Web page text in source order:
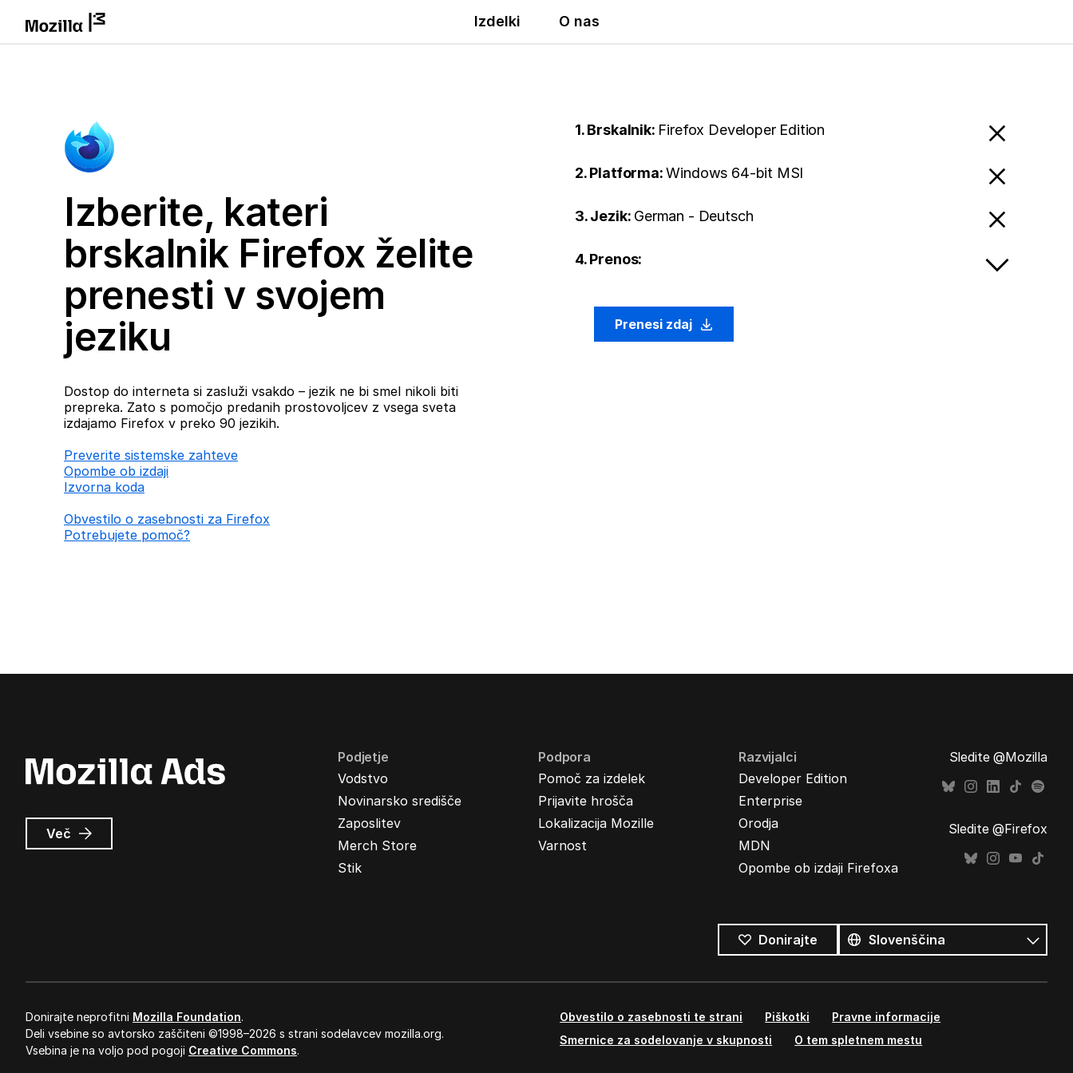
Izdelki O nas
Izberite, kateri
brskalnik Firefox želite
prenesti v svojem
jeziku
Dostop do interneta si zasluži vsakdo – jezik ne bi smel nikoli biti
prepreka. Zato s pomočjo predanih prostovoljcev z vsega sveta
izdajamo Firefox v preko 90 jezikih.
Preverite sistemske zahteve
Opombe ob izdaji
Izvorna koda
Obvestilo o zasebnosti za Firefox
Potrebujete pomoč?
1. Brskalnik: Firefox Developer Edition
2. Platforma:Windows 64-bit MSI
3. Jezik: German - Deutsch
4. Prenos:
Prenesi zdaj
Več o
Oglasi
Podjetje
Vodstvo
Novinarsko središče
Zaposlitev
Merch Store
Stik
Podpora
Pomoč za izdelek
Prijavite hrošča
Lokalizacija Mozille
Varnost
Razvijalci
Developer Edition
Enterprise
Orodja
MDN
Opombe ob izdaji Firefoxa
Sledite @Mozilla
Sledite @Firefox
Donirajte
jeziki
Jezik
Donirajte neprofitni Mozilla Foundation.
Deli vsebine so avtorsko zaščiteni ©1998–2026 s strani sodelavcev mozilla.org.
Vsebina je na voljo pod pogoji Creative Commons.
Obvestilo o zasebnosti te strani Piškotki
Pravne informacije
Smernice za sodelovanje v skupnosti
O tem spletnem mestu